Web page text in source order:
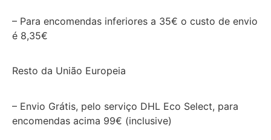
– Para encomendas inferiores a 35€ o custo de envio
é 8,35€
Resto da União Europeia
– Envio Grátis, pelo serviço DHL Eco Select, para
encomendas acima 99€ (inclusive)